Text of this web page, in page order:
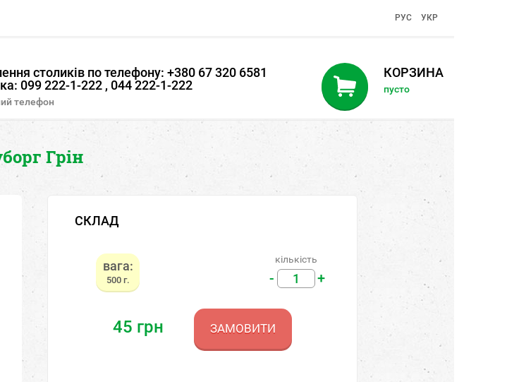
PУC УКР
столиків по телефону: +380 67 320 6581
099 222-1-222 , 044 222-1-222
телефон
КОРЗИНА
пусто
Грін
СКЛАД
вага:
500г.
кількість
- +
45 грн ЗАМОВИТИ